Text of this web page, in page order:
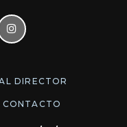
DIRECTOR
CONTACTO